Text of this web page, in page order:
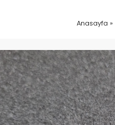
Anasayfa »